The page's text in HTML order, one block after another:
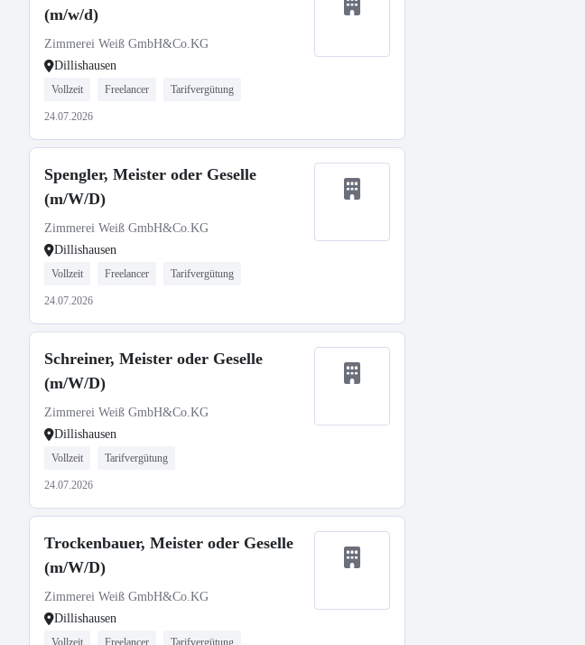
(m/w/d)
Zimmerei Weiß GmbH&Co.KG
Dillishausen
Vollzeit Freelancer Tarifvergütung
24.07.2026
Spengler, Meister oder Geselle
(m/W/D)
Zimmerei Weiß GmbH&Co.KG
Dillishausen
Vollzeit Freelancer Tarifvergütung
24.07.2026
Schreiner, Meister oder Geselle
(m/W/D)
Zimmerei Weiß GmbH&Co.KG
Dillishausen
Vollzeit Tarifvergütung
24.07.2026
Trockenbauer, Meister oder Geselle
(m/W/D)
Zimmerei Weiß GmbH&Co.KG
Dillishausen
Vollzeit Freelancer Tarifvergütung